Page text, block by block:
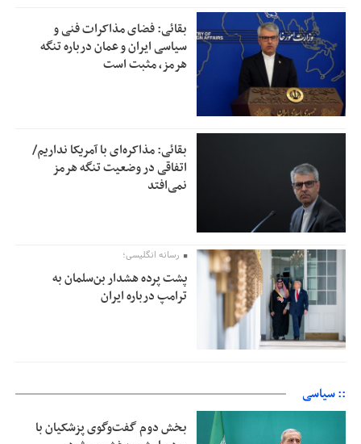
بقائی: فضای مذاکرات فنی و
سیاسی ایران و عمان درباره تنگه
هرمز، مثبت است
بقائی: مذاکره‌ای با آمریکا نداریم/
اتفاقی در وضعیت تنگه هرمز
نمی‌افتد
رسانه انگلیسی؛
پشت پرده هشدار بن‌سلمان به
ترامپ درباره ایران
:: سیاسی
بخش دوم گفت‌وگوی پزشکیان با